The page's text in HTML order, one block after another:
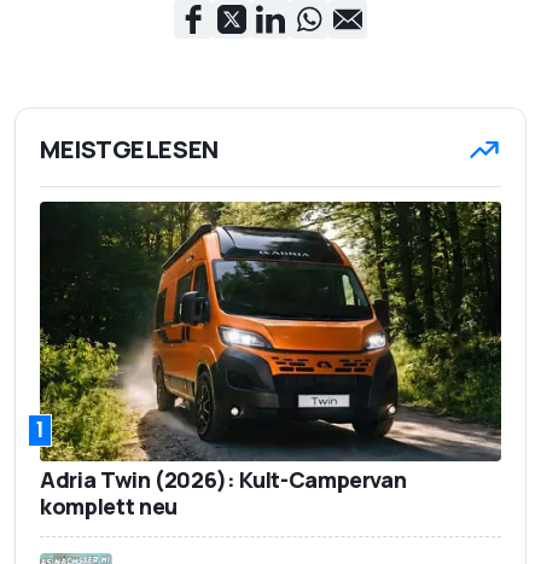
MEISTGELESEN
1
Adria Twin (2026): Kult-Campervan
komplett neu